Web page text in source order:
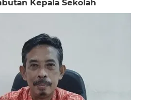
Kepala Sekolah